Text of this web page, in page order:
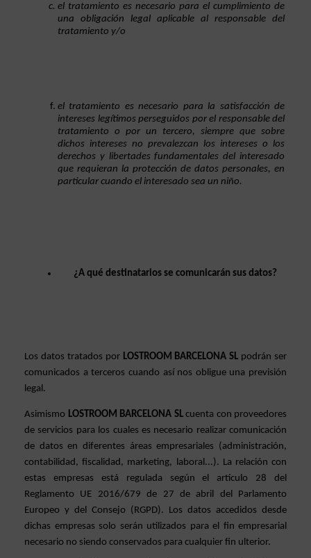
el tratamiento es necesario para el cumplimiento de
una obligación legal aplicable al responsable del
tratamiento y/o
el tratamiento es necesario para la satisfacción de
intereses legítimos perseguidos por el responsable del
tratamiento o por un tercero, siempre que sobre
dichos intereses no prevalezcan los intereses o los
derechos y libertades fundamentales del interesado
que requieran la protección de datos personales, en
particular cuando el interesado sea un niño.
¿A qué destinatarios se comunicarán sus datos?
Los datos tratados por LOSTROOM BARCELONA SL podrán ser
comunicados a terceros cuando así nos obligue una previsión
legal.
Asimismo LOSTROOM BARCELONA SL cuenta con proveedores
de servicios para los cuales es necesario realizar comunicación
de datos en diferentes áreas empresariales (administración,
contabilidad, fiscalidad, marketing, laboral...). La relación con
estas empresas está regulada según el artículo 28 del
Reglamento UE 2016/679 de 27 de abril del Parlamento
Europeo y del Consejo (RGPD). Los datos accedidos desde
dichas empresas solo serán utilizados para el fin empresarial
necesario no siendo conservados para cualquier fin ulterior.